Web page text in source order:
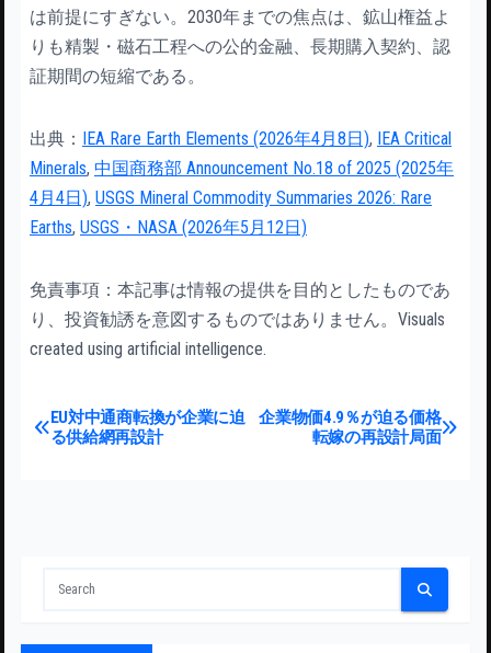
は前提にすぎない。2030年までの焦点は、鉱山権益よ
りも精製・磁石工程への公的金融、長期購入契約、認
証期間の短縮である。
出典： IEA Rare Earth Elements (2026年4月8日), IEA Critical
Minerals, 中国商務部 Announcement No.18 of 2025 (2025年
4月4日), USGS Mineral Commodity Summaries 2026: Rare
Earths, USGS・NASA (2026年5月12日)
免責事項：本記事は情報の提供を目的としたものであ
り、投資勧誘を意図するものではありません。Visuals
created using artificial intelligence.
投稿ナビゲーション
企業物価4.9％が迫る価格
転嫁の再設計局面
EU対中通商転換が企業に迫
る供給網再設計